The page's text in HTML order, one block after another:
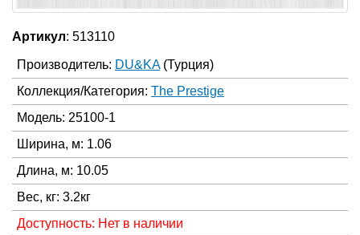
Артикул: 513110
Производитель: DU&KA (Турция)
Коллекция/Категория: The Prestige
Модель: 25100-1
Ширина, м: 1.06
Длина, м: 10.05
Вес, кг: 3.2кг
Доступность: Нет в наличии